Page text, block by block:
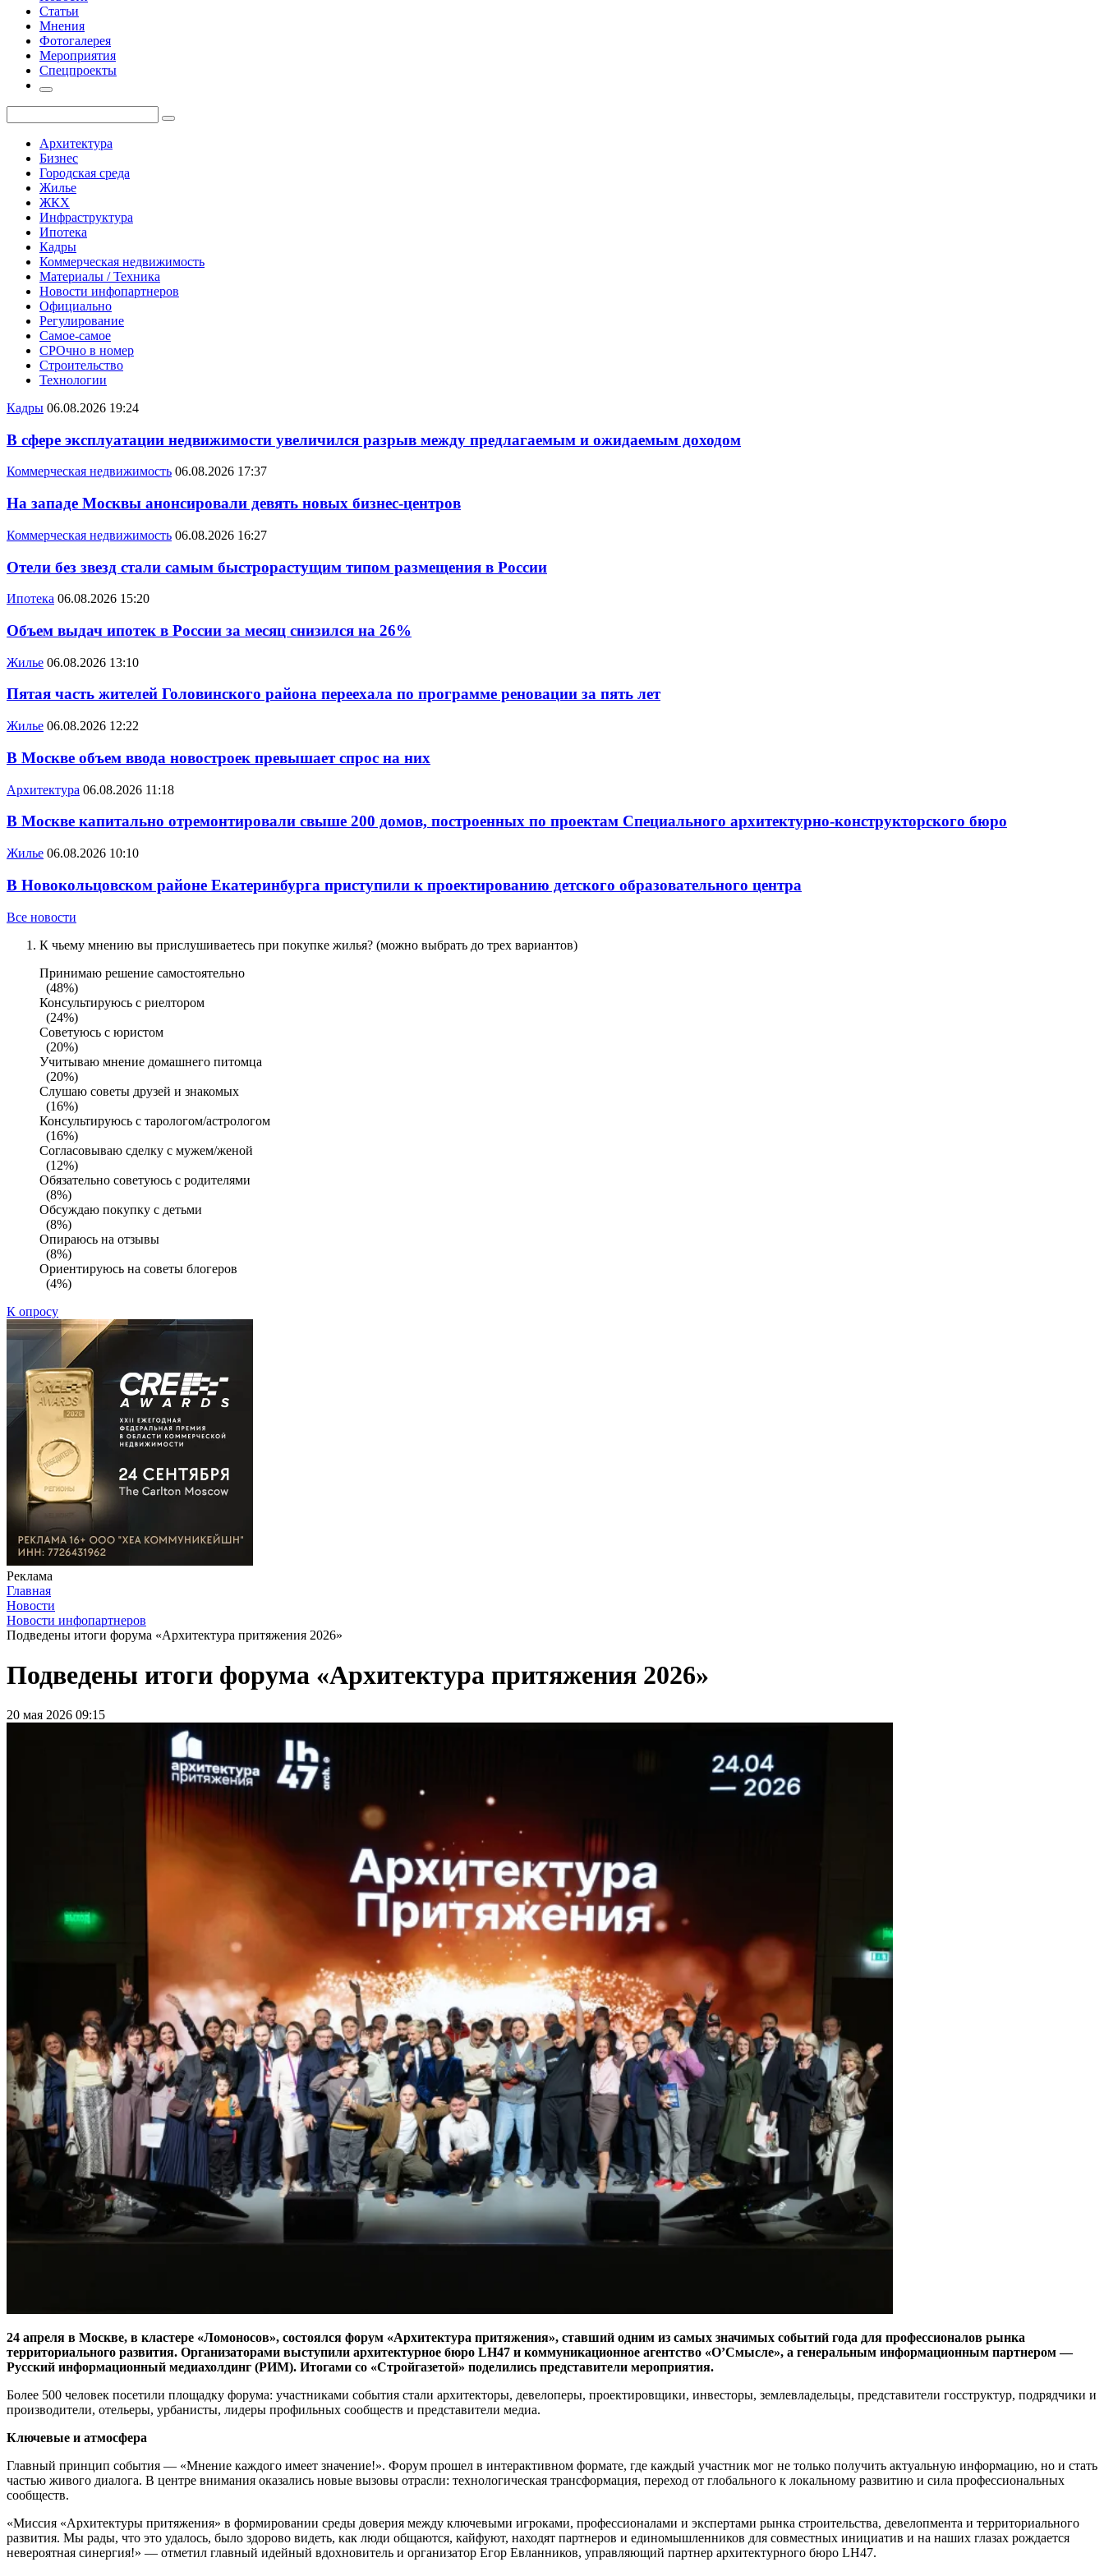
Статьи
Мнения
Фотогалерея
Мероприятия
Спецпроекты
Архитектура
Бизнес
Городская среда
Жилье
ЖКХ
Инфраструктура
Ипотека
Кадры
Коммерческая недвижимость
Материалы / Техника
Новости инфопартнеров
Официально
Регулирование
Самое-самое
СРОчно в номер
Строительство
Технологии
Кадры 06.08.2026 19:24
В сфере эксплуатации недвижимости увеличился разрыв между предлагаемым и ожидаемым доходом
Коммерческая недвижимость 06.08.2026 17:37
На западе Москвы анонсировали девять новых бизнес-центров
Коммерческая недвижимость 06.08.2026 16:27
Отели без звезд стали самым быстрорастущим типом размещения в России
Ипотека 06.08.2026 15:20
Объем выдач ипотек в России за месяц снизился на 26%
Жилье 06.08.2026 13:10
Пятая часть жителей Головинского района переехала по программе реновации за пять лет
Жилье 06.08.2026 12:22
В Москве объем ввода новостроек превышает спрос на них
Архитектура 06.08.2026 11:18
В Москве капитально отремонтировали свыше 200 домов, построенных по проектам Специального архитектурно-конструкторского бюро
Жилье 06.08.2026 10:10
В Новокольцовском районе Екатеринбурга приступили к проектированию детского образовательного центра
Все новости
К чьему мнению вы прислушиваетесь при покупке жилья? (можно выбрать до трех вариантов)
Принимаю решение самостоятельно
(48%)
Консультируюсь с риелтором
(24%)
Советуюсь с юристом
(20%)
Учитываю мнение домашнего питомца
(20%)
Слушаю советы друзей и знакомых
(16%)
Консультируюсь с тарологом/астрологом
(16%)
Согласовываю сделку с мужем/женой
(12%)
Обязательно советуюсь с родителями
(8%)
Обсуждаю покупку с детьми
(8%)
Опираюсь на отзывы
(8%)
Ориентируюсь на советы блогеров
(4%)
К опросу
Реклама
Главная
Новости
Новости инфопартнеров
Подведены итоги форума «Архитектура притяжения 2026»
Подведены итоги форума «Архитектура притяжения 2026»
20 мая 2026 09:15
24 апреля в Москве, в кластере «Ломоносов», состоялся форум «Архитектура притяжения», ставший одним из самых значимых событий года для профессионалов рынка
территориального развития. Организаторами выступили архитектурное бюро LH47 и коммуникационное агентство «О’Смысле», а генеральным информационным партнером —
Русский информационный медиахолдинг (РИМ). Итогами со «Стройгазетой» поделились представители мероприятия.
Более 500 человек посетили площадку форума: участниками события стали архитекторы, девелоперы, проектировщики, инвесторы, землевладельцы, представители госструктур, подрядчики и
производители, отельеры, урбанисты, лидеры профильных сообществ и представители медиа.
Ключевые и атмосфера
Главный принцип события — «Мнение каждого имеет значение!». Форум прошел в интерактивном формате, где каждый участник мог не только получить актуальную информацию, но и стать
частью живого диалога. В центре внимания оказались новые вызовы отрасли: технологическая трансформация, переход от глобального к локальному развитию и сила профессиональных
сообществ.
«Миссия «Архитектуры притяжения» в формировании среды доверия между ключевыми игроками, профессионалами и экспертами рынка строительства, девелопмента и территориального
развития. Мы рады, что это удалось, было здорово видеть, как люди общаются, кайфуют, находят партнеров и единомышленников для совместных инициатив и на наших глазах рождается
невероятная синергия!» — отметил главный идейный вдохновитель и организатор Егор Евланников, управляющий партнер архитектурного бюро LH47.